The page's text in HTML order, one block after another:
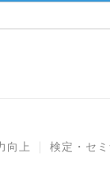
向上 検定・セ